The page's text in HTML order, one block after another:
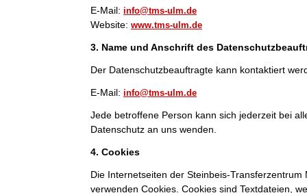
E-Mail: info@tms-ulm.de
Website: www.tms-ulm.de
3. Name und Anschrift des
Der Datenschutzbeauftragte kann kontaktiert
E-Mail: info@tms-ulm.de
Jede betroffene Person kann sich jederzeit bei
Datenschutz an uns wenden.
4. Cookies
Die Internetseiten der Steinbeis-
verwenden Cookies. Cookies sind Textdateien,